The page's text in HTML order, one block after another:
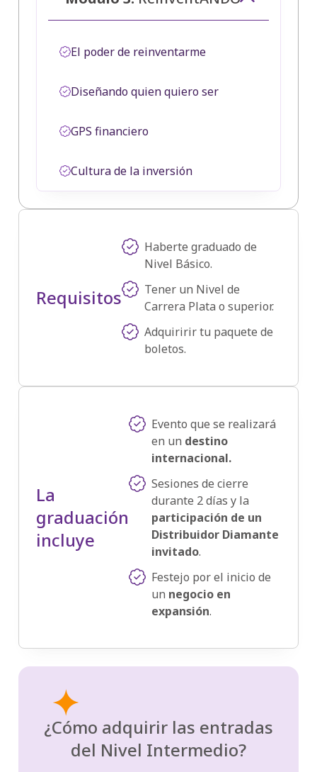
El poder de reinventarme
Diseñando quien quiero ser
GPS financiero
Cultura de la inversión
Requisitos
Haberte graduado de
Nivel Básico.
Tener un Nivel de
Carrera Plata o superior.
Adquiririr tu paquete de
boletos.
La
graduación
incluye
Evento que se realizará
en un destino
internacional.
Sesiones de cierre
durante 2 días y la
participación de un
Distribuidor Diamante
invitado.
Festejo por el inicio de
un negocio en
expansión.
¿Cómo adquirir las entradas
del Nivel Intermedio?